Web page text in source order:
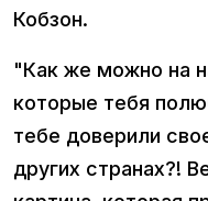
Кобзон.
"Как же можно на
которые тебя
тебе доверили
других странах?!